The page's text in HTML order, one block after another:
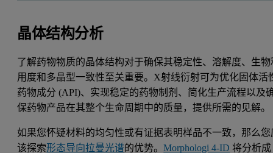
晶体结构分析
了解药物物质的晶体结构对于确保其稳定性、溶解度、生物
用度和多晶型一致性至关重要。X射线衍射可为优化固体活
药物成分 (API)、实现稳定的药物制剂、简化生产流程以及
保药物产品在其整个生命周期中的质量，提供所需的见解。
如果您怀疑材料的均匀性或有证据表明样品不一致，那么您
该探索形态导向拉曼光谱的优势。Morphologi 4-ID 将分析成